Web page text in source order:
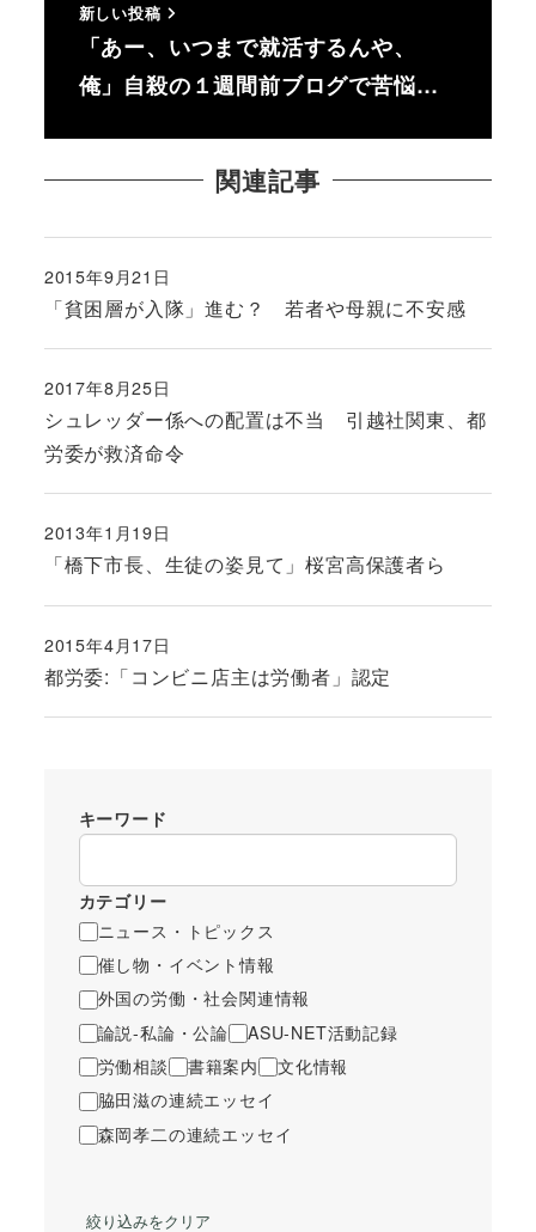
新しい投稿
「あー、いつまで就活するんや、
俺」自殺の１週間前ブログで苦悩…
関連記事
「貧困層が入隊」進む？ 若者や母親に不安感
投稿日
2015年9月21日
シュレッダー係への配置は不当 引越社関東、都
労委が救済命令
投稿日
2017年8月25日
「橋下市長、生徒の姿見て」桜宮高保護者ら
投稿日
2013年1月19日
都労委:「コンビニ店主は労働者」認定
投稿日
2015年4月17日
キーワード
カテゴリー
ニュース・トピックス
催し物・イベント情報
外国の労働・社会関連情報
論説-私論・公論
ASU-NET活動記録
労働相談
書籍案内
文化情報
脇田滋の連続エッセイ
森岡孝二の連続エッセイ
絞り込みをクリア